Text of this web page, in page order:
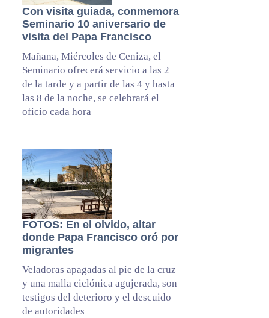
Con visita guiada, conmemora
Seminario 10 aniversario de
visita del Papa Francisco
Mañana, Miércoles de Ceniza, el
Seminario ofrecerá servicio a las 2
de la tarde y a partir de las 4 y hasta
las 8 de la noche, se celebrará el
oficio cada hora
FOTOS: En el olvido, altar
donde Papa Francisco oró por
migrantes
Veladoras apagadas al pie de la cruz
y una malla ciclónica agujerada, son
testigos del deterioro y el descuido
de autoridades